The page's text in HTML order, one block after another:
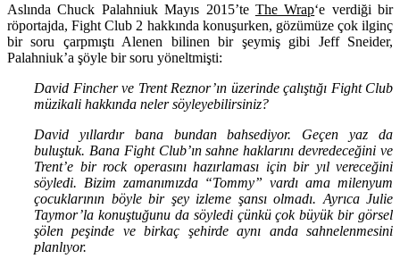
AslındaChuck PalahniukMayıs 2015’te The Wrap‘e verdiği bir
röportajda, Fight Club 2 hakkında konuşurken, gözümüze çok ilginç
bir soru çarpmıştı Alenen bilinen bir şeymiş gibi Jeff Sneider,
Palahniuk’a şöyle bir soru yöneltmişti:
David Fincher ve Trent Reznor’ın üzerinde çalıştığı Fight Club
müzikali hakkında neler söyleyebilirsiniz?
David yıllardır bana bundan bahsediyor. Geçen yaz da
buluştuk. Bana Fight Club’ın sahne haklarını devredeceğini ve
Trent’e bir rock operasını hazırlaması için bir yıl vereceğini
söyledi. Bizim zamanımızda “Tommy” vardı ama milenyum
çocuklarının böyle bir şey izleme şansı olmadı. Ayrıca Julie
Taymor’la konuştuğunu da söyledi çünkü çok büyük bir görsel
şölen peşinde ve birkaç şehirde aynı anda sahnelenmesini
planlıyor.